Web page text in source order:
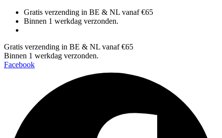
Spring
naar
Gratis verzending in BE & NL vanaf €65
Binnen 1 werkdag verzonden.
Gratis verzending in BE & NL vanaf €65
Binnen 1 werkdag verzonden.
Facebook